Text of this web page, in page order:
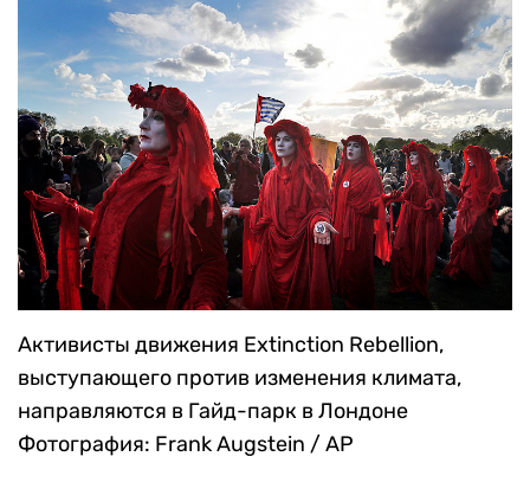
празднует победу на президентских выборах в
Украине
Фотография: Stepan Franko / EPA /
TASS